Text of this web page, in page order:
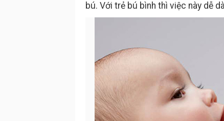
bú. Với trẻ bú bình thì việc này dễ